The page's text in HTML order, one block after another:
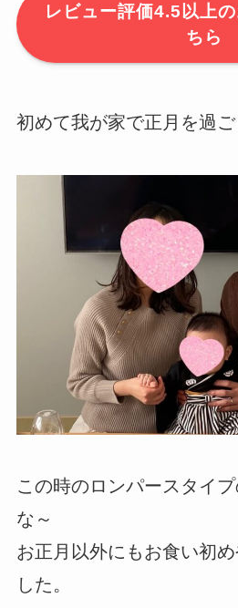
レビュー評価4.5以上
ちら
初めて我が家で正月を過ご
この時のロンパースタイ
な～
お正月以外にもお食い初
した。